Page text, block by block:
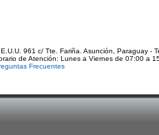
961 c/ Tte. Fariña. Asunción, Paraguay -
de Atención: Lunes a Viernes de 07:00 a
Frecuentes